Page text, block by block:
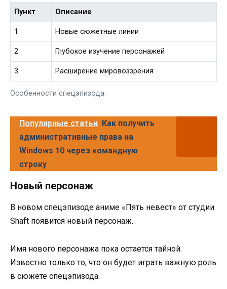
Особенности спецэпизода:
Пункт Описание
1 Новые сюжетные линии
2 Глубокое изучение персонажей
3 Расширение мировоззрения
Популярные статьи Как получить
административные права на
Windows 10 через командную
строку
Новый персонаж
В новом спецэпизоде аниме «Пять невест» от студии
Shaft появится новый персонаж.
Имя нового персонажа пока остается тайной.
Известно только то, что он будет играть важную роль
в сюжете спецэпизода.